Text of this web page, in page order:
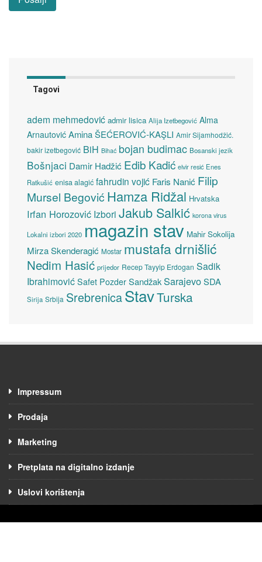
Tagovi
adem mehmedović admir lisica Alija Izetbegović Alma
Arnautović Amina ŠEĆEROVIĆ-KAŞLI Amir Sijamhodžić.
bakir izetbegović BiH Bihać bojan budimac Bosanski jezik
Bošnjaci Damir Hadžić Edib Kadić elvir resić Enes
Ratkušić enisa alagić fahrudin vojić Faris Nanić Filip
Mursel Begović Hamza Ridžal Hrvatska
Irfan Horozović Izbori Jakub Salkić korona virus
Lokalni izbori 2020 magazin stav Mahir Sokolija
Mirza Skenderagić Mostar mustafa drnišlić
Nedim Hasić prijedor Recep Tayyip Erdogan Sadik
Ibrahimović Safet Pozder SandžakSarajevoSDA
Sirija Srbija SrebrenicaStavTurska
Impressum
Prodaja
Marketing
Pretplata na digitalno izdanje
Uslovi korištenja